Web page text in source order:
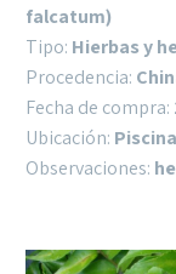
falcatum)
Tipo: Hierbas y
Procedencia:
Fecha de compra:
Ubicación: Piscina
Observaciones: